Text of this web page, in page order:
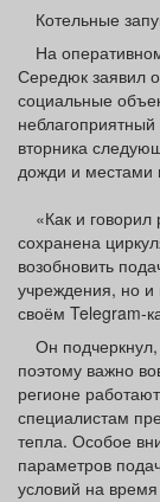
ТВ программа
Котельные
На
Середюк заявил
социальные
вторника
дожди и местами
«Как и
сохранена
возобновить
учреждения, но и
своём
Он подчеркнул,
поэтому важно
регионе
специалистам
тепла. Особое
параметров
условий на